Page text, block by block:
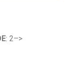
: 2–>